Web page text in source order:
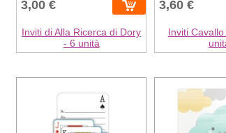
3,00 €
Inviti di Alla Ricerca di Dory
- 6 unità
3,60 €
Inviti